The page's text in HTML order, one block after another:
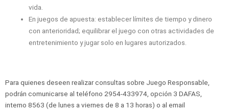
vida.
En juegos de apuesta: establecer límites de tiempo y dinero
con anterioridad; equilibrar el juego con otras actividades de
entretenimiento y jugar solo en lugares autorizados.
Para quienes deseen realizar consultas sobre Juego Responsable,
podrán comunicarse al teléfono 2954-433974, opción 3 DAFAS,
interno 8563 (de lunes a viernes de 8 a 13 horas) o al email